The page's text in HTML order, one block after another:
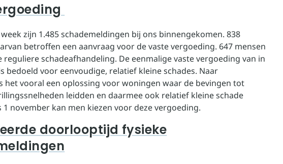
zijn 1.485 schademeldingen bij ons binnengekomen. 838
betroffen een aanvraag voor de vaste vergoeding. 647 mensen
reguliere schadeafhandeling. De eenmalige vaste vergoeding van in
bedoeld voor eenvoudige, relatief kleine schades. Naar
het vooral een oplossing voor woningen waar de bevingen tot
leidden en daarmee ook relatief kleine schade
1 november kan men kiezen voor deze vergoeding.
doorlooptijd fysieke